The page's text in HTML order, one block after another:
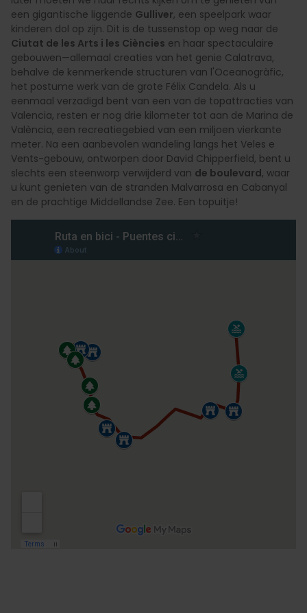
een gigantische liggende Gulliver, een speelpark waar
kinderen dol op zijn. Dit is de tussenstop op weg naar de
Ciutat de les Arts i les Ciències en haar spectaculaire
gebouwen—allemaal creaties van het genie Calatrava,
behalve de kenmerkende structuren van l'Oceanogràfic,
het postume werk van de grote Félix Candela. Als u
eenmaal verzadigd bent van een van de topattracties van
Valencia, resten er nog drie kilometer tot aan de Marina de
València, een recreatiegebied van een miljoen vierkante
meter. Na een aanbevolen wandeling langs het Veles e
Vents-gebouw, ontworpen door David Chipperfield, bent u
slechts een steenworp verwijderd van de boulevard, waar
u kunt genieten van de stranden Malvarrosa en Cabanyal
en de prachtige Middellandse Zee. Een topuitje!